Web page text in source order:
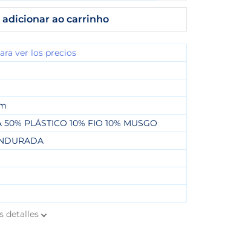
adicionar ao carrinho
ver los precios
PLÁSTICO 10% FIO 10% MUSGO
detalles